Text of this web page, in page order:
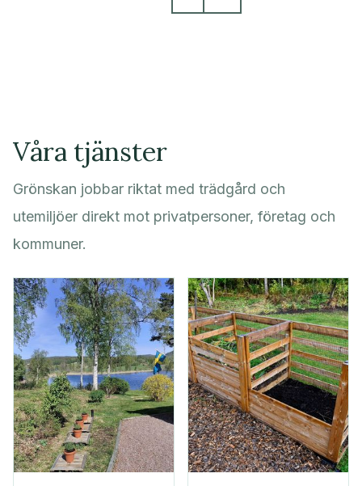
Våra tjänster
Grönskan jobbar riktat med trädgård och
utemiljöer direkt mot privatpersoner, företag och
kommuner.